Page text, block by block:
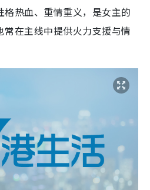
热血、重情重义，是女主的
在主线中提供火力支援与情